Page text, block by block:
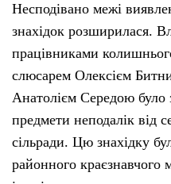
Несподівано межі
знахідок розширилася.
працівниками
слюсарем Олексієм
Анатолієм Середою було
предмети неподалік від
сільради. Цю знахідку
районного краєзнавчого